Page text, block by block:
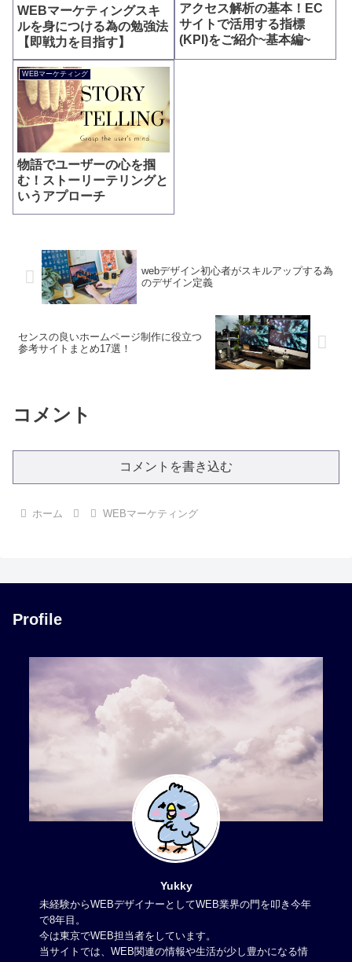
WEBマーケティングスキ
ルを身につける為の勉強法
【即戦力を目指す】
アクセス解析の基本！EC
サイトで活用する指標
(KPI)をご紹介~基本編~
WEBマーケティング
物語でユーザーの心を掴
む！ストーリーテリングと
いうアプローチ
webデザイン初心者がスキルアップする為
のデザイン定義
センスの良いホームページ制作に役立つ
参考サイトまとめ17選！
コメント
コメントを書き込む
ホーム WEBマーケティング
Profile
Yukky
未経験からWEBデザイナーとしてWEB業界の門を叩き今年
で8年目。
今は東京でWEB担当者をしています。
当サイトでは、WEB関連の情報や生活が少し豊かになる情